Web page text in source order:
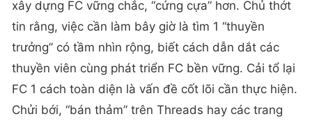
xây dựng FC vững chắc, “cứng cựa” hơn. Chủ thớt
tin rằng, việc cần làm bây giờ là tìm 1 “thuyền
trưởng” có tầm nhìn rộng, biết cách dẫn dắt các
thuyền viên cùng phát triển FC bền vững. Cải tổ lại
FC 1 cách toàn diện là vấn đề cốt lõi cần thực hiện.
Chửi bới, “bán thảm” trên Threads hay các trang